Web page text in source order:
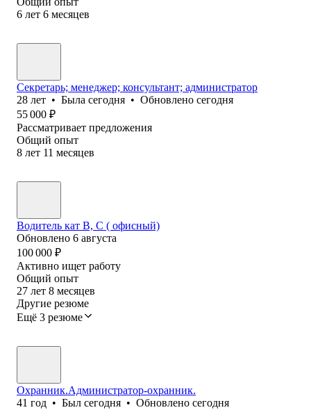
6 лет 6 месяцев
Секретарь; менеджер; консультант; администратор
28 лет • Была сегодня • Обновлено сегодня
55 000 ₽
Рассматривает предложения
Общий опыт
8 лет 11 месяцев
Водитель кат В, С ( офисный)
Обновлено 6 августа
100 000 ₽
Активно ищет работу
Общий опыт
27 лет 8 месяцев
Другие резюме
Ещё 3 резюме
Охранник.Администратор-охранник.
41 год • Был сегодня • Обновлено сегодня